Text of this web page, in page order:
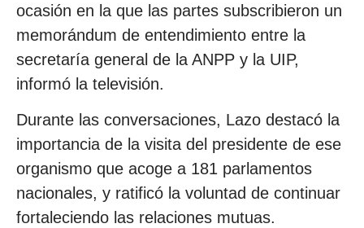
ocasión en la que las partes subscribieron un
memorándum de entendimiento entre la
secretaría general de la ANPP y la UIP,
informó la televisión.
Durante las conversaciones, Lazo destacó la
importancia de la visita del presidente de ese
organismo que acoge a 181 parlamentos
nacionales, y ratificó la voluntad de continuar
fortaleciendo las relaciones mutuas.